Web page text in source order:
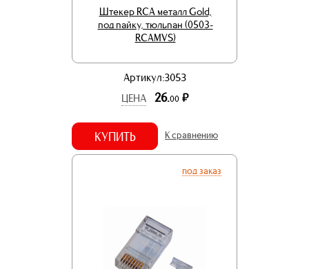
Штекер RCA металл Gold,
под пайку, тюльпан (0503-
RCAMVS)
Артикул:3053
ЦЕНА
26.00 р.
КУПИТЬ К сравнению
под заказ